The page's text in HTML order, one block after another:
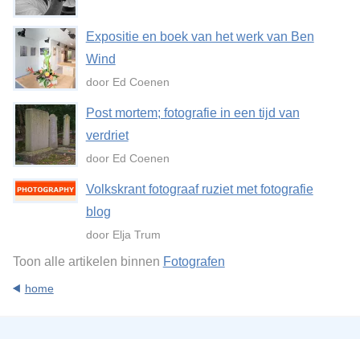
Expositie en boek van het werk van Ben
Wind
door Ed Coenen
Post mortem; fotografie in een tijd van
verdriet
door Ed Coenen
Volkskrant fotograaf ruziet met fotografie
blog
door Elja Trum
Toon alle artikelen binnen Fotografen
home